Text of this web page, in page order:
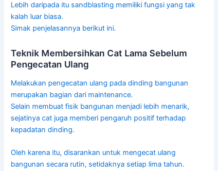
Lebih daripada itu sandblasting memiliki fungsi yang tak
kalah luar biasa.
Simak penjelasannya berikut ini.
Teknik Membersihkan Cat Lama Sebelum
Pengecatan Ulang
Melakukan pengecatan ulang pada dinding bangunan
merupakan bagian dari maintenance.
Selain membuat fisik bangunan menjadi lebih menarik,
sejatinya cat juga memberi pengaruh positif terhadap
kepadatan dinding.
Oleh karena itu, disarankan untuk mengecat ulang
bangunan secara rutin, setidaknya setiap lima tahun.